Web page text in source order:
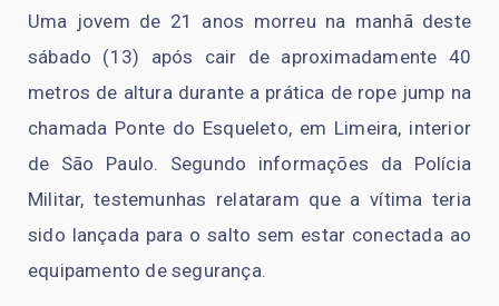
Uma jovem de 21 anos morreu na manhã deste
sábado (13) após cair de aproximadamente 40
metros de altura durante a prática de rope jump na
chamada Ponte do Esqueleto, em Limeira, interior
de São Paulo. Segundo informações da Polícia
Militar, testemunhas relataram que a vítima teria
sido lançada para o salto sem estar conectada ao
equipamento de segurança.